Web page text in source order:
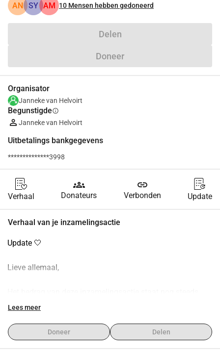
AN SY AM 10 Mensen hebben gedoneerd
Delen
Doneer
Organisator
Janneke van Helvoirt
Begunstigdeinfo
Janneke van Helvoirt
Uitbetalings bankgegevens
**************3998
Verhaal
groups
Donateurs
link
Verbonden Update
Verhaal van je inzamelingsactie
Update 🤍
Lieve allemaal,
veilig apart en ik ga hier binnenkort mee aan de slag, in
Ik wil dit op een goede en bewuste manier inzetten voor
Lees meer
Doneer Delen